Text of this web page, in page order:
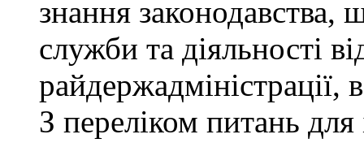
знання законодавства,
служби та діяльності
райдержадміністрації,
З переліком питань